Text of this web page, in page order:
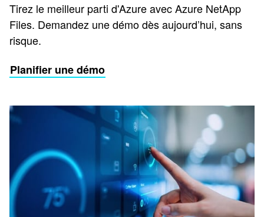
Tirez le meilleur parti d'Azure avec Azure NetApp
Files. Demandez une démo dès aujourd’hui, sans
risque.
Planifier une démo